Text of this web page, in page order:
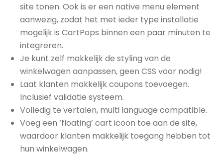
site tonen. Ook is er een native menu element
aanwezig, zodat het met ieder type installatie
mogelijk is CartPops binnen een paar minuten te
integreren.
Je kunt zelf makkelijk de styling van de
winkelwagen aanpassen, geen CSS voor nodig!
Laat klanten makkelijk coupons toevoegen.
Inclusief validatie systeem.
Volledig te vertalen, multi language compatible.
Voeg een ‘floating’ cart icoon toe aan de site,
waardoor klanten makkelijk toegang hebben tot
hun winkelwagen.